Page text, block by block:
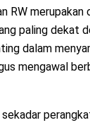
RW merupakan
paling dekat
dalam
mengawal
sekadar